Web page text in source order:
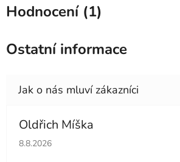
Hodnocení (1)
Ostatní informace
Oldřich Míška
Hodnocení obchodu je 5 z 5 hvězdiček.
8.8.2026